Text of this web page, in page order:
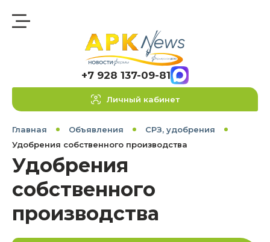
+7 928 137-09-81
Личный кабинет
Главная Объявления
СРЗ, удобрения
Удобрения собственного производства
Удобрения
собственного
производства